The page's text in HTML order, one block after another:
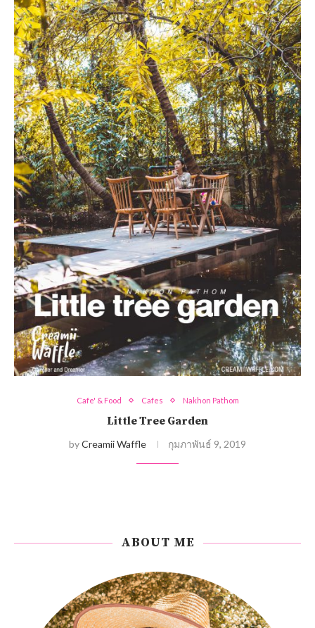
Cafe' & Food Cafes Nakhon Pathom
Little Tree Garden
byCreamii Waffle กุมภาพันธ์ 9, 2019
ABOUT ME